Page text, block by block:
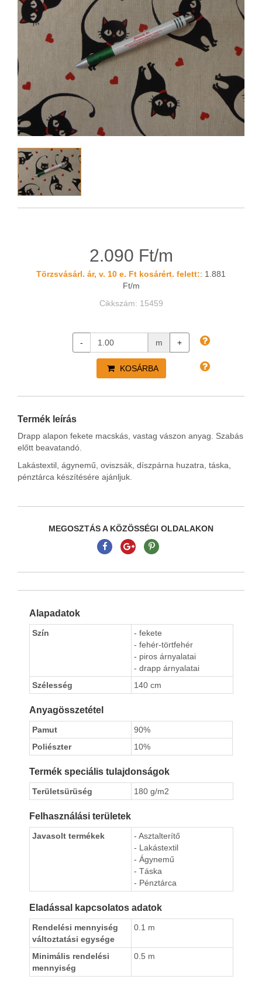
2.090 Ft/m
Törzsvásárl. ár, v. 10 e. Ft kosárért. felett:: 1.881
Ft/m
Cikkszám: 15459
- m +
KOSÁRBA
Termék leírás
Drapp alapon fekete macskás, vastag vászon anyag. Szabás
előtt beavatandó.
Lakástextil, ágynemű, oviszsák, díszpárna huzatra, táska,
pénztárca készítésére ajánljuk.
MEGOSZTÁS A KÖZÖSSÉGI OLDALAKON
Alapadatok
Szín
- fekete
- fehér-törtfehér
- piros árnyalatai
- drapp árnyalatai
Szélesség
140 cm
Anyagösszetétel
Pamut
90%
Poliészter
10%
Termék speciális tulajdonságok
Területsürüség 180 g/m2
Felhasználási területek
Javasolt termékek
- Asztalterítő
- Lakástextil
- Ágynemű
- Táska
- Pénztárca
Eladással kapcsolatos adatok
Rendelési mennyiség
változtatási egysége
0.1 m
Minimális rendelési
mennyiség
0.5 m